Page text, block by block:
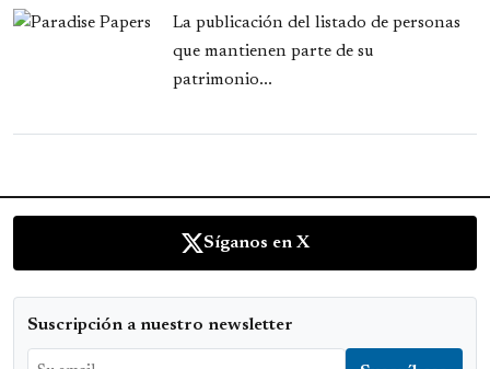
La publicación del listado de personas
que mantienen parte de su
patrimonio...
Síganos en X
Suscripción a nuestro newsletter